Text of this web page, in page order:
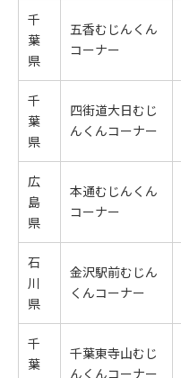
千
葉
県
五香むじんくん
コーナー
千
葉
県
四街道大日むじ
んくんコーナー
広
島
県
本通むじんくん
コーナー
石
川
県
金沢駅前むじん
くんコーナー
千
葉
千葉東寺山むじ
んくんコーナー